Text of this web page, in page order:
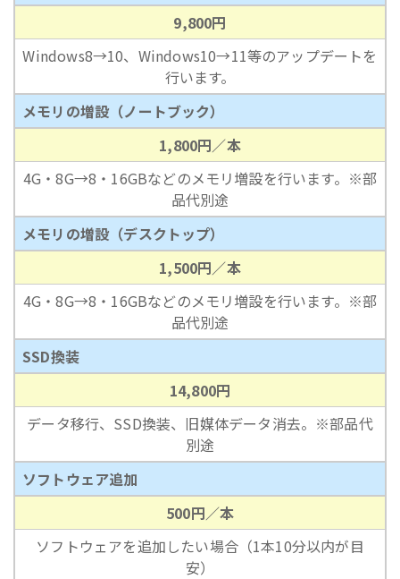
9,800円
Windows8→10、Windows10→11等のアップデートを
行います。
メモリの増設（ノートブック）
1,800円／本
4G・8G→8・16GBなどのメモリ増設を行います。※部
品代別途
メモリの増設（デスクトップ）
1,500円／本
4G・8G→8・16GBなどのメモリ増設を行います。※部
品代別途
SSD換装
14,800円
データ移行、SSD換装、旧媒体データ消去。※部品代
別途
ソフトウェア追加
500円／本
ソフトウェアを追加したい場合（1本10分以内が目
安）